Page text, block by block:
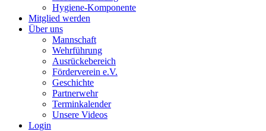
Hygiene-Komponente
Mitglied werden
Über uns
Mannschaft
Wehrführung
Ausrückebereich
Förderverein e.V.
Geschichte
Partnerwehr
Terminkalender
Unsere Videos
Login